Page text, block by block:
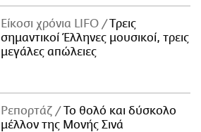
Είκοσι χρόνια LIFO
Tρεις
σημαντικοί Έλληνες μουσικοί, τρεις
μεγάλες απώλειες
Ρεπορτάζ
Το θολό και δύσκολο
μέλλον της Μονής Σινά